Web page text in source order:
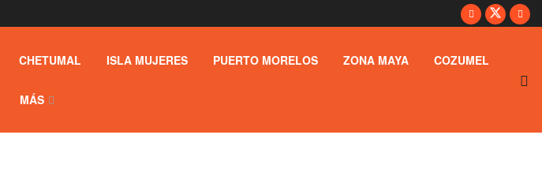
CHETUMAL ISLA MUJERES PUERTO MORELOS ZONA MAYA COZUMEL
MÁS